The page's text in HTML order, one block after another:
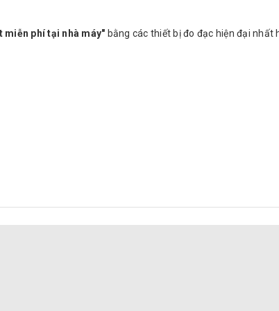
miễn phí tại nhà máy" bằng các thiết bị đo đạc hiện đại nhất